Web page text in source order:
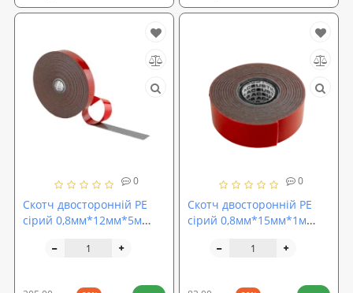
0
Скотч двосторонній PE
сірий 0,8мм*12мм*5м
(50212B)
0
Скотч двосторонній PE
сірий 0,8мм*15мм*1м